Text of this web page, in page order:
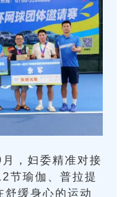
，妇委精准对接
节瑜伽、普拉提
缓身心的运动